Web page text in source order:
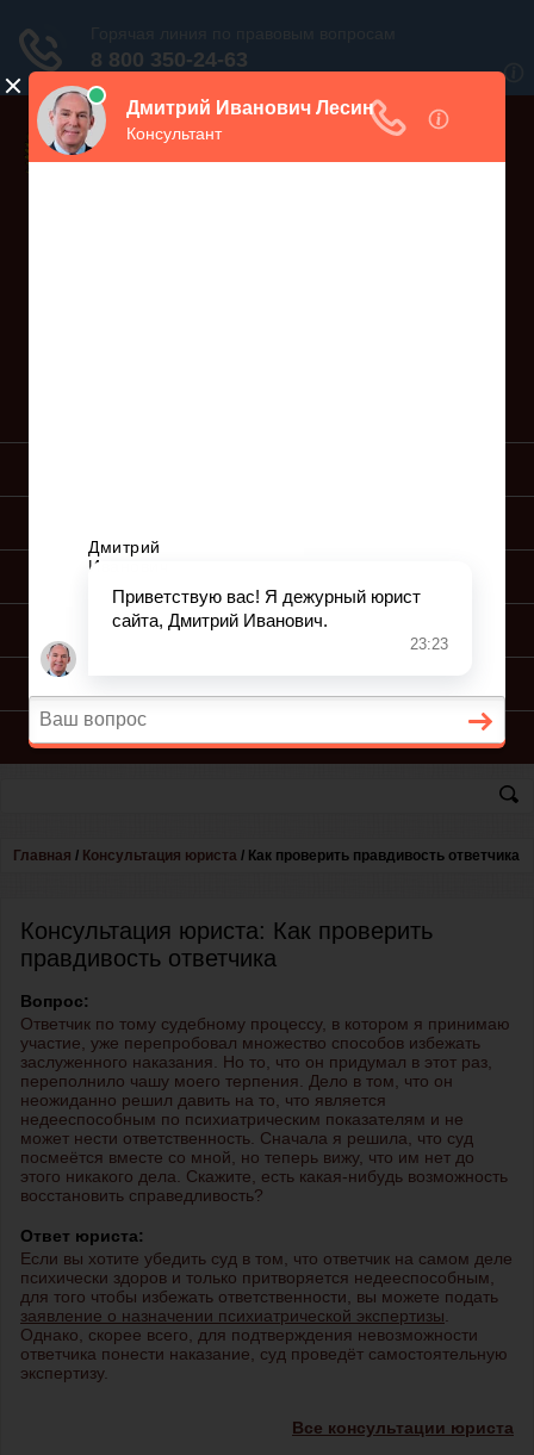
ПОДАЧА ИСКА
КОНСУЛЬТАЦИЯ ЮРИСТА
Главная / Консультация юриста / Как проверить правдивость ответчика
Консультация юриста: Как проверить
правдивость ответчика
Вопрос:
Ответчик по тому судебному процессу, в котором я принимаю
участие, уже перепробовал множество способов избежать
заслуженного наказания. Но то, что он придумал в этот раз,
переполнило чашу моего терпения. Дело в том, что он
неожиданно решил давить на то, что является
недееспособным по психиатрическим показателям и не
может нести ответственность. Сначала я решила, что суд
посмеётся вместе со мной, но теперь вижу, что им нет до
этого никакого дела. Скажите, есть какая-нибудь возможность
восстановить справедливость?
Ответ юриста:
Если вы хотите убедить суд в том, что ответчик на самом деле
психически здоров и только притворяется недееспособным,
для того чтобы избежать ответственности, вы можете подать
заявление о назначении психиатрической экспертизы.
Однако, скорее всего, для подтверждения невозможности
ответчика понести наказание, суд проведёт самостоятельную
экспертизу.
Все консультации юриста